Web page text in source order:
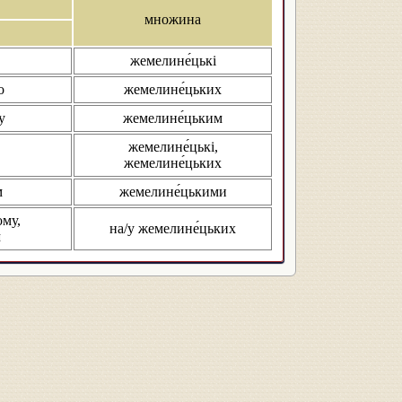
множина
жемелине́цькі
жемелине́цьких
жемелине́цьким
жемелине́цькі,
жемелине́цьких
жемелине́цькими
на/у жемелине́цьких